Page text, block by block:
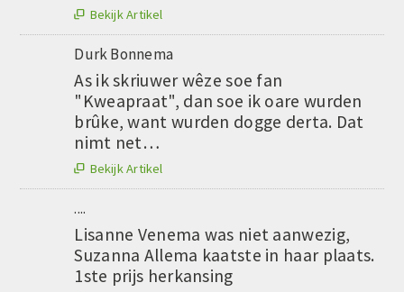
 Bekijk Artikel
Durk Bonnema
As ik skriuwer wêze soe fan
"Kweapraat", dan soe ik oare wurden
brûke, want wurden dogge derta. Dat
nimt net…
 Bekijk Artikel
....
Lisanne Venema was niet aanwezig,
Suzanna Allema kaatste in haar plaats.
1ste prijs herkansing